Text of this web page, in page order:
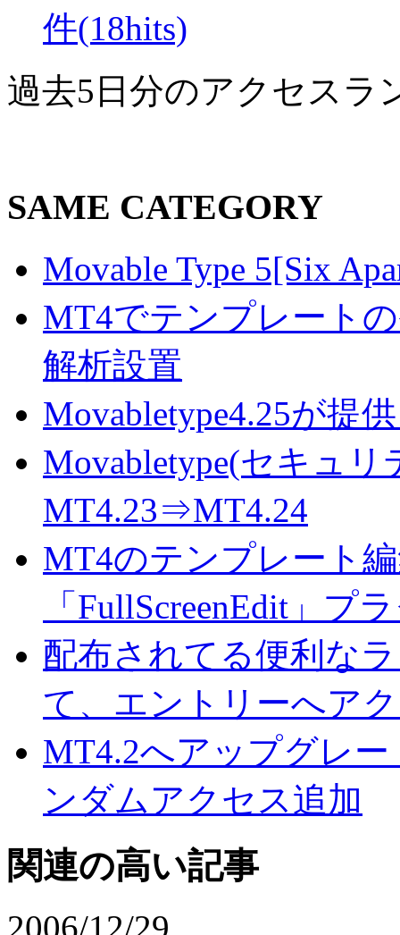
件(18hits)
過去5日分のアクセスラ
SAME CATEGORY
Movable Type 5[Six
MT4でテンプレート
解析設置
Movabletype4.25が提
Movabletype(セキュ
MT4.23⇒MT4.24
MT4のテンプレート
「FullScreenEdit」プ
配布されてる便利な
て、エントリーへア
MT4.2へアップグレ
ンダムアクセス追加
関連の高い記事
2006/12/29